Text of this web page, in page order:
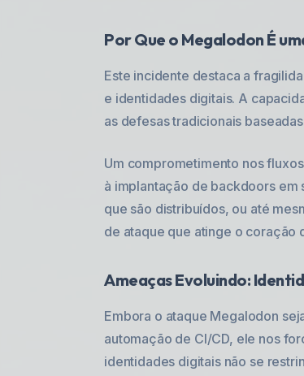
Por Que o Megalodon É
Este incidente destaca a
e identidades digitais. A
as defesas tradicionais
Um comprometimento nos
à implantação de backdoors
que são distribuídos, ou até
de ataque que atinge o
Ameaças Evoluindo:
Embora o ataque Megalodon
automação de CI/CD, ele nos
identidades digitais não se